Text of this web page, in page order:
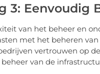
3: Eenvoudig
van het beheer en
met het beheren
vertrouwen op
van de